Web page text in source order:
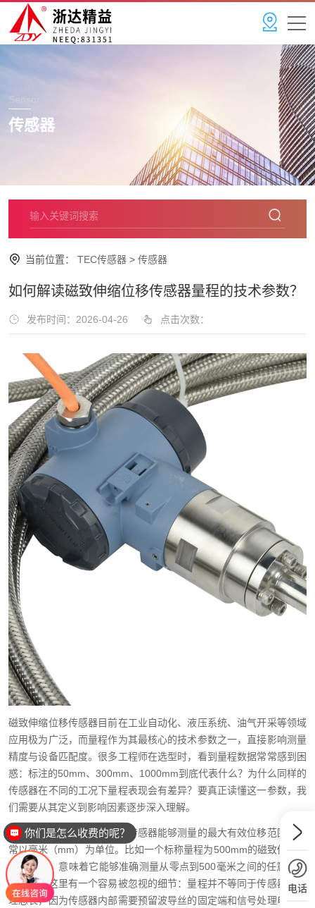
Sensor
传感器
当前位置： TEC传感器 > 传感器
如何解读磁致伸缩位移传感器量程的技术参数？
发布时间：2026-04-26 点击次数：
磁致伸缩位移传感器目前在工业自动化、液压系统、油气开采等领域
应用极为广泛，而量程作为其最核心的技术参数之一，直接影响测量
精度与设备匹配度。很多工程师在选型时，看到量程数据常常感到困
惑：标注的50mm、300mm、1000mm到底代表什么？为什么同样的
传感器在不同的工况下量程表现会有差异？要真正读懂这一参数，我
们需要从其定义到影响因素逐步深入理解。
首先，量程的基本定义是指传感器能够测量的最大有效位移范围，通
常以毫米（mm）为单位。比如一个标称量程为500mm的磁致伸缩位
移传感器，意味着它能够准确测量从零点到500毫米之间的任意位置
变化。但这里有一个容易被忽视的细节：量程并不等同于传感器的物
理总长，因为传感器内部需要预留波导丝的固定端和信号处理电路的
电话
你们是怎么收费的呢？